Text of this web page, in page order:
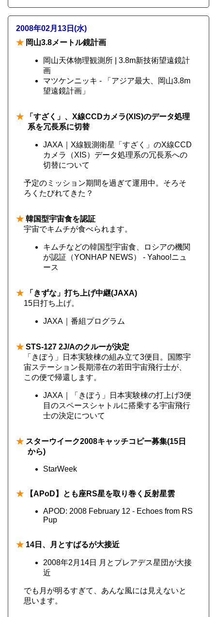
2008年02月13日(水)
★ 岡山3.8メートル鏡計画
岡山天体物理観測所 | 3.8m新技術望遠鏡計
画
マツケンニッキ - 「アジア最大、岡山3.8m
望遠鏡計画」
★ 「すざく」、X線CCDカメラ(XIS)のデータ処理
系を冗長系に切替
JAXA｜X線観測衛星「すざく」のX線CCD
カメラ（XIS）データ処理系の冗長系への
切替について
予定のミッション期間を過ぎて運用中。そろそ
ろくたびれてきた？
★ 韓国型宇宙食を認証
宇宙でキムチが食べられます。
キムチなどの韓国型宇宙食、ロシアの機関
が認証（YONHAP NEWS） - Yahoo!ニュ
ース
★ 「きずな」打ち上げ中継(JAXA)
15日打ち上げ。
JAXA｜番組プログラム
★ STS-127 2J/Aのクルーが決定
「きぼう」日本実験棟の組み立て3便目。国際宇
宙ステーション長期滞在の若田宇宙飛行士が、
この便で帰還します。
JAXA｜「きぼう」日本実験棟の打上げ3便
目のスペースシャトルに搭乗する宇宙飛行
士の決定について
★ スターウイーク2008キャッチコピー募集(15日
から)
StarWeek
★ 【APoD】とも座RS星を取り巻く反射星雲
APOD: 2008 February 12 - Echoes from RS
Pup
★ 14日、月とすばるが大接近
2008年2月14日 月とプレアデス星団が大接
近
でも月が明るすぎて、あんな風には見えないと
思います。